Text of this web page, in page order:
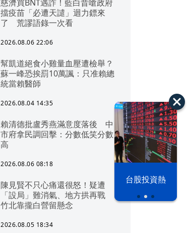
漢光42演習 台股投資熱
慈濟買BNT遇詐！藍白昔嗆政府
擋疫苗「必遭天譴」迴力鏢來
了 荒謬語錄一次看
2026.08.06 22:06
幫凱道絕食小雞量血壓遭檢舉？
蘇一峰恐挨罰10萬諷：只准賴總
統當賴醫師
2026.08.04 14:35
賴清德批盧秀燕滿意度落後 中
市府拿民調回擊：分數低笑分數
高
2026.08.06 08:18
陳見賢不只心痛還很怒！疑遭
「設局」難消氣、地方拱再戰
竹北靠攏白營留懸念
2026.08.05 18:34